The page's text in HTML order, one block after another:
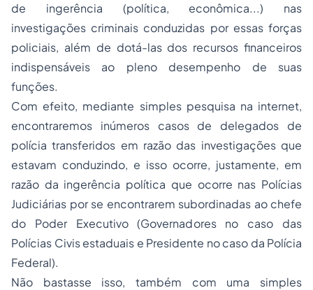
de ingerência (política, econômica...) nas
investigações criminais conduzidas por essas forças
policiais, além de dotá-las dos recursos financeiros
indispensáveis ao pleno desempenho de suas
funções.
Com efeito, mediante simples pesquisa na internet,
encontraremos inúmeros casos de delegados de
polícia transferidos em razão das investigações que
estavam conduzindo, e isso ocorre, justamente, em
razão da ingerência política que ocorre nas Polícias
Judiciárias por se encontrarem subordinadas ao chefe
do Poder Executivo (Governadores no caso das
Polícias Civis estaduais e Presidente no caso da Polícia
Federal).
Não bastasse isso, também com uma simples